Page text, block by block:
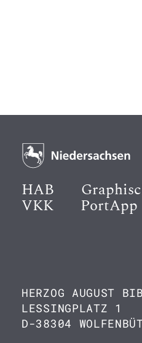
HAB
VKK PortApp
HERZOG AUGUST
LESSINGPLATZ 1
D-38304